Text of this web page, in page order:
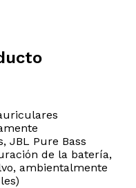
JBL Pure Bass
de la batería,
ambientalmente